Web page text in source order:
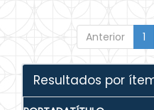
Anterior 1
Resultados por